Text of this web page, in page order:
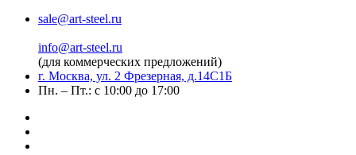
sale@art-steel.ru
info@art-steel.ru
(для коммерческих предложений)
г. Москва, ул. 2 Фрезерная, д.14С1Б
Пн. – Пт.: с 10:00 до 17:00